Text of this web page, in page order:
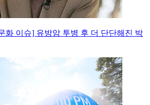
화 이슈] 유방암 투병 후 더 단단해진 박